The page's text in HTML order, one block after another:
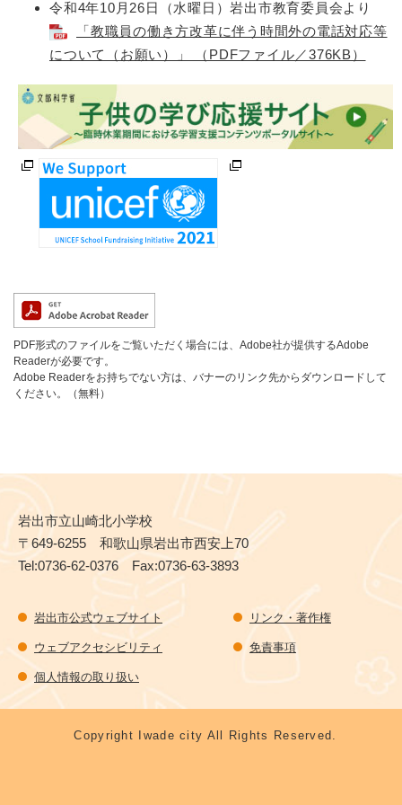
令和4年10月26日（水曜日）岩出市教育委員会より
「教職員の働き方改革に伴う時間外の電話対応等
について（お願い）」 （PDFファイル／376KB）
PDF形式のファイルをご覧いただく場合には、Adobe社が提供するAdobe
Readerが必要です。
Adobe Readerをお持ちでない方は、バナーのリンク先からダウンロードして
ください。（無料）
岩出市立山崎北小学校
〒649-6255 和歌山県岩出市西安上70
Tel:0736-62-0376 Fax:0736-63-3893
岩出市公式ウェブサイト
ウェブアクセシビリティ
個人情報の取り扱い
リンク・著作権
免責事項
Copyright Iwade city All Rights Reserved.